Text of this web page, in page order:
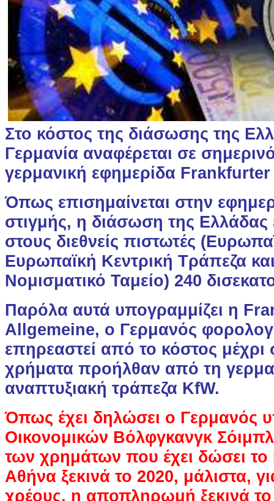
Στο κόστος της διάσωσης της
Γερμανία αναφέρεται σε
γερμανική εφημερίδα
Όπως επισημαίνεται στην
στιγμής, η διάσωση της Ελλάδας
στους διεθνείς πιστωτές
Ευρωπαϊκή Κεντρική Τράπεζα και
Νομισματικό Ταμείο) 240
Παρόλα αυτά υπογραμμίζει η
Allgemeine, ο Γερμανός
επηρεαστεί από το κόστος μέχρι
χρήματα προήλθαν από τη
αναπτυξιακή τράπεζα KfW.
Όπως έχει δηλώσει ο Γερμανός
Οικονομικών Βόλφγκανγκ
των χρημάτων που έχει δώσει το
Αθήνα ξεκινά το 2020, μάλιστα,
χρέους, η αποπληρωμή ξεκινά